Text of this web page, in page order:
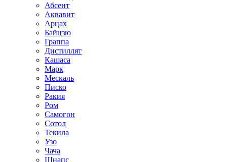
Абсент
Аквавит
Арцах
Байцзю
Граппа
Дистиллят
Кашаса
Марк
Мескаль
Писко
Ракия
Ром
Самогон
Сотол
Текила
Узо
Чача
Шнапс